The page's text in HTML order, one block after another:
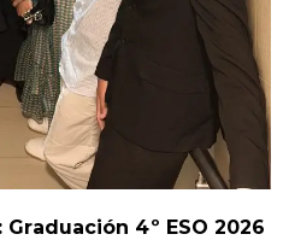
4º ESO 2026